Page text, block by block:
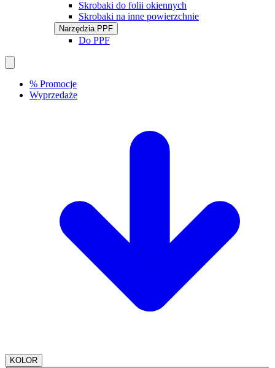
Skrobaki do folii okiennych
Skrobaki na inne powierzchnie
Narzędzia PPF
Do PPF
% Promocje
Wyprzedaże
KOLOR